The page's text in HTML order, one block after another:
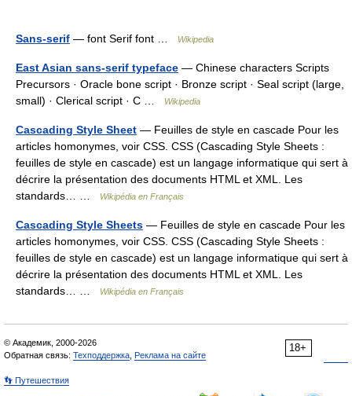
Sans-serif — font Serif font … Wikipedia
East Asian sans-serif typeface — Chinese characters Scripts
Precursors · Oracle bone script · Bronze script · Seal script (large,
small) · Clerical script · C …
Wikipedia
Cascading Style Sheet — Feuilles de style en cascade Pour les
articles homonymes, voir CSS. CSS (Cascading Style Sheets :
feuilles de style en cascade) est un langage informatique qui sert à
décrire la présentation des documents HTML et XML. Les
standards… …
Wikipédia en Français
Cascading Style Sheets — Feuilles de style en cascade Pour les
articles homonymes, voir CSS. CSS (Cascading Style Sheets :
feuilles de style en cascade) est un langage informatique qui sert à
décrire la présentation des documents HTML et XML. Les
standards… …
Wikipédia en Français
18+
© Академик, 2000-2026
Обратная связь: Техподдержка Реклама на сайте
👣 Путешествия